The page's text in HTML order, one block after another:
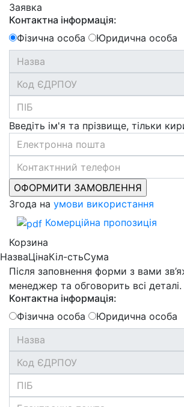
Заявка
Контактна інформація:
Фізична особа
Юридична особа
Введіть ім'я та прізвище, тільки
Згода на умови використання
Комерційна пропозиція
Корзина
НазваЦінаКіл-стьСума
Після заповнення форми з вами
менеджер та обговорить всі деталі.
Контактна інформація:
Фізична особа
Юридична особа